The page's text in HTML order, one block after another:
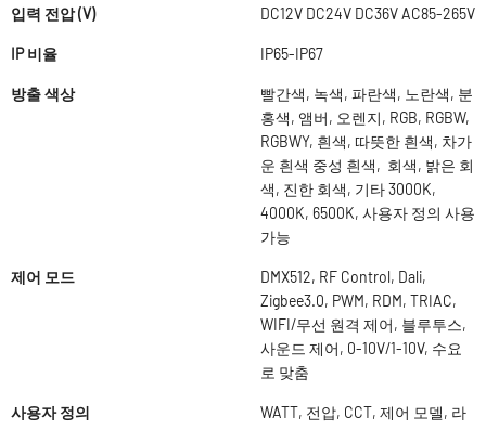
입력 전압 (V) DC12V DC24V DC36V AC85-265V
IP 비율 IP65-IP67
방출 색상
빨간색, 녹색, 파란색, 노란색, 분
홍색, 앰버, 오렌지, RGB, RGBW,
RGBWY, 흰색, 따뜻한 흰색, 차가
운 흰색 중성 흰색, 회색, 밝은 회
색, 진한 회색, 기타 3000K,
4000K, 6500K, 사용자 정의 사용
가능
제어 모드
DMX512, RF Control, Dali,
Zigbee3.0, PWM, RDM, TRIAC,
WIFI/무선 원격 제어, 블루투스,
사운드 제어, 0-10V/1-10V, 수요
로 맞춤
사용자 정의
WATT, 전압, CCT, 제어 모델, 라